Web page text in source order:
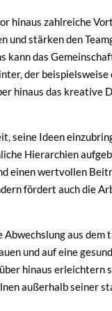
hinaus zahlreiche
und stärken den
kann das
der beispielsweise
hinaus das kreative
seine Ideen
Hierarchien
einen wertvollen
fördert auch die
aus dem
und auf eine
hinaus erleichtern
außerhalb seiner